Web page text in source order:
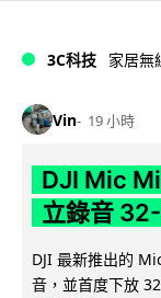
3C科技 家居無
Vin 19 小時
DJI Mic
立錄音
DJI 最新推出的
音，並首度下放